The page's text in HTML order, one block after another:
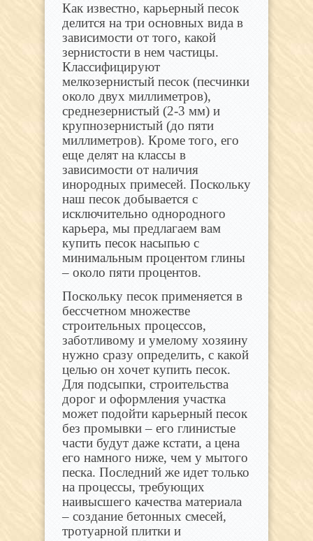
Как известно, карьерный песок
делится на три основных вида в
зависимости от того, какой
зернистости в нем частицы.
Классифицируют
мелкозернистый песок (песчинки
около двух миллиметров),
среднезернистый (2-3 мм) и
крупнозернистый (до пяти
миллиметров). Кроме того, его
еще делят на классы в
зависимости от наличия
инородных примесей. Поскольку
наш песок добывается с
исключительно однородного
карьера, мы предлагаем вам
купить песок насыпью с
минимальным процентом глины
– около пяти процентов.
Поскольку песок применяется в
бессчетном множестве
строительных процессов,
заботливому и умелому хозяину
нужно сразу определить, с какой
целью он хочет купить песок.
Для подсыпки, строительства
дорог и оформления участка
может подойти карьерный песок
без промывки – его глинистые
части будут даже кстати, а цена
его намного ниже, чем у мытого
песка. Последний же идет только
на процессы, требующих
наивысшего качества материала
– создание бетонных смесей,
тротуарной плитки и